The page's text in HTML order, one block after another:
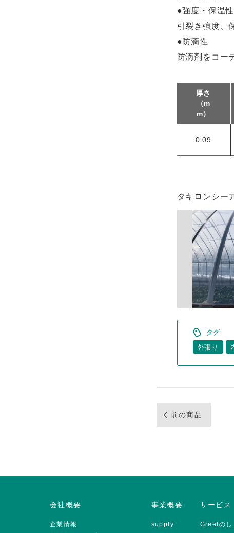
●強度・保温性
引裂き強度、
●防滴性
防滴剤をコー
厚さ
（m
m）
0.09
タキロンシー
タグ
外張り
前の商品
会社概要
企業情報
事業概要
supply
サービス
Greetのし